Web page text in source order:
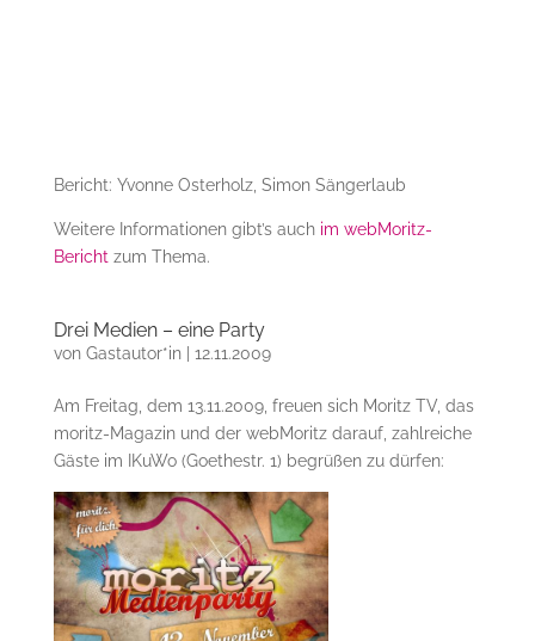
Bericht: Yvonne Osterholz, Simon Sängerlaub
Weitere Informationen gibt’s auch im webMoritz-
Berichtzum Thema.
Drei Medien – eine Party
von Gastautor*in| 12.11.2009
Am Freitag, dem 13.11.2009, freuen sich Moritz TV, das
moritz-Magazin und der webMoritz darauf, zahlreiche
Gäste im IKuWo (Goethestr. 1) begrüßen zu dürfen: